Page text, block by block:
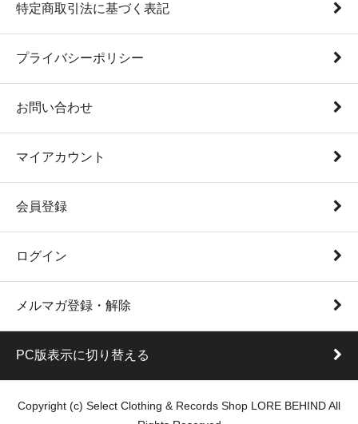
特定商取引法に基づく表記
プライバシーポリシー
お問い合わせ
マイアカウント
会員登録
ログイン
メルマガ登録・解除
PC版表示に切り替える
Copyright (c) Select Clothing & Records Shop LORE BEHIND All